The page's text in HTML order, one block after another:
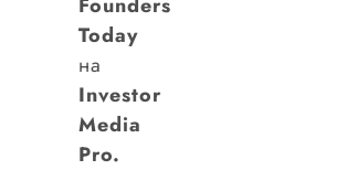
Today
на
Investor
Media
Pro.